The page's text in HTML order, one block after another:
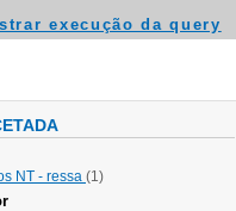
execução da query
NT - ressa (1)